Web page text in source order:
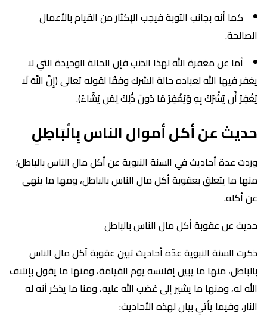
كما أنه بجانب التوبة فيجب الإكثار من القيام بالأعمال
الصالحة.
أما عن مغفرة الله لهذا الذنب فإن الحالة الوحيدة التي لا
يغفر فيها الله لعباده حالة الشرك وفقًا لقوله تعالى (إِنَّ اللَّهَ لَا
يَغْفِرُ أَن يُشْرَكَ بِهِ وَيَغْفِرُ مَا دُونَ ذَٰلِكَ لِمَن يَشَاءُ).
حديث عن أكل أموال الناس بِالْبَاطِلِ
وردت عدة أحاديث في السنة النبوية عن أكل مال الناس بالباطل؛
منها ما يتعلق بعقوبة أكل مال الناس بالباطل، ومها ما ينهى
عن أكله.
حديث عن عقوبة أكل مال الناس بالباطل
ذكرت السنة النبوية عدّة أحاديث تبين عقوبة آكل مال الناس
بالباطل، منها ما يبين إفلاسه يوم القيامة، ومنها ما يقول بإتلاف
الله له، ومنها ما يشير إلى غضب الله عليه، ومنا ما يذكر أنه له
النار، وفيما يأتي بيان لهذه الأحاديث: